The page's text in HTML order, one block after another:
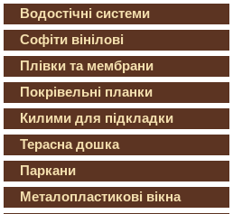
Водостічні системи
Софіти вінілові
Плівки та мембрани
Покрівельні планки
Килими для підкладки
Терасна дошка
Паркани
Металопластикові вікна